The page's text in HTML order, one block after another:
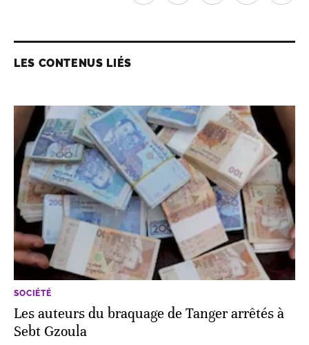
LES CONTENUS LIÉS
SOCIÉTÉ
Les auteurs du braquage de Tanger arrêtés à
Sebt Gzoula